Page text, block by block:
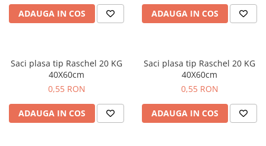
Irigatii
Conducta apa
Tub picurare
Accesorii pentru irigatii
Filtre
ADAUGA IN COS ADAUGA IN COS
Saci plasa tip Raschel 20 KG
40X60cm
0,55 RON
ADAUGA IN COS
Saci plasa tip Raschel 20 KG
40X60cm
0,55 RON
ADAUGA IN COS